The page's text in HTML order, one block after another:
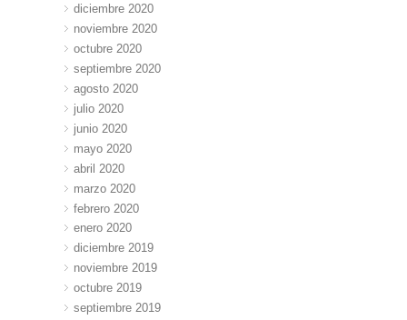
diciembre 2020
noviembre 2020
octubre 2020
septiembre 2020
agosto 2020
julio 2020
junio 2020
mayo 2020
abril 2020
marzo 2020
febrero 2020
enero 2020
diciembre 2019
noviembre 2019
octubre 2019
septiembre 2019